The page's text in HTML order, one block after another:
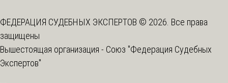
ФЕДЕРАЦИЯ СУДЕБНЫХ ЭКСПЕРТОВ © 2026. Все права
защищены
Вышестоящая организация - Союз "Федерация Судебных
Экспертов"